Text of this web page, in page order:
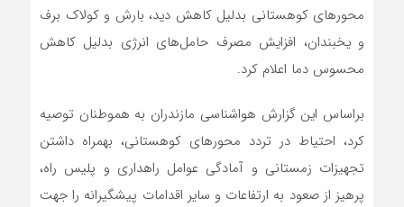
محورهای کوهستانی بدلیل کاهش دید، بارش و کولاک برف
و یخبندان، افزایش مصرف حامل‌های انرژی بدلیل کاهش
محسوس دما اعلام کرد.
براساس این گزارش هواشناسی مازندران به هموطنان توصیه
کرد، احتیاط در تردد محورهای کوهستانی، بهمراه داشتن
تجهیزات زمستانی و آمادگی عوامل راهداری و پلیس راه،
پرهیز از صعود به ارتفاعات و سایر اقدامات پیشگیرانه را جهت